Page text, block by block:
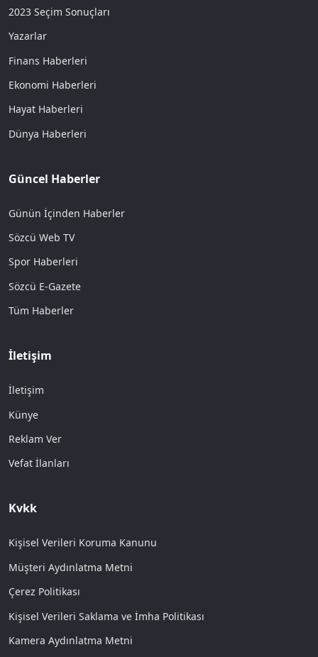
2023 Seçim Sonuçları
Yazarlar
Finans Haberleri
Ekonomi Haberleri
Hayat Haberleri
Dünya Haberleri
Güncel Haberler
Günün İçinden Haberler
Sözcü Web TV
Spor Haberleri
Sözcü E-Gazete
Tüm Haberler
İletişim
İletişim
Künye
Reklam Ver
Vefat İlanları
Kvkk
Kişisel Verileri Koruma Kanunu
Müşteri Aydınlatma Metni
Çerez Politikası
Kişisel Verileri Saklama ve İmha Politikası
Kamera Aydınlatma Metni